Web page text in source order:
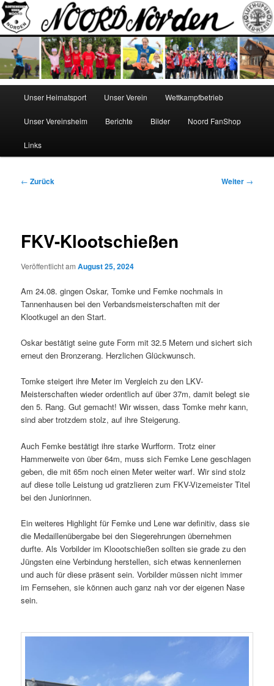
Zum
Inhalt
wechseln
NOORD
Norden
Unser Heimatsport Unser Verein Wettkampfbetrieb
Unser Vereinsheim Berichte Bilder Noord FanShop
Links
Beitragsnavigation
← Zurück Weiter →
FKV-Klootschießen
Veröffentlicht amAugust 25, 2024
Am 24.08. gingen Oskar, Tomke und Femke nochmals in
Tannenhausen bei den Verbandsmeisterschaften mit der
Klootkugel an den Start.
Oskar bestätigt seine gute Form mit 32.5 Metern und sichert sich
erneut den Bronzerang. Herzlichen Glückwunsch.
Tomke steigert ihre Meter im Vergleich zu den LKV-
Meisterschaften wieder ordentlich auf über 37m, damit belegt sie
den 5. Rang. Gut gemacht! Wir wissen, dass Tomke mehr kann,
sind aber trotzdem stolz, auf ihre Steigerung.
Auch Femke bestätigt ihre starke Wurfform. Trotz einer
Hammerweite von über 64m, muss sich Femke Lene geschlagen
geben, die mit 65m noch einen Meter weiter warf. Wir sind stolz
auf diese tolle Leistung ud gratzlieren zum FKV-Vizemeister Titel
bei den Juniorinnen.
Ein weiteres Highlight für Femke und Lene war definitiv, dass sie
die Medaillenübergabe bei den Siegerehrungen übernehmen
durfte. Als Vorbilder im Kloootschießen sollten sie grade zu den
Jüngsten eine Verbindung herstellen, sich etwas kennenlernen
und auch für diese präsent sein. Vorbilder müssen nicht immer
im Fernsehen, sie können auch ganz nah vor der eigenen Nase
sein.